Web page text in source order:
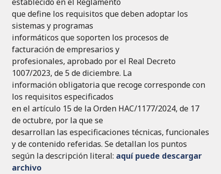
que define los requisitos que deben adoptar los
sistemas y programas
informáticos que soporten los procesos de
facturación de empresarios y
profesionales, aprobado por el Real Decreto
1007/2023, de 5 de diciembre. La
información obligatoria que recoge corresponde con
los requisitos especificados
en el artículo 15 de la Orden HAC/1177/2024, de 17
de octubre, por la que se
desarrollan las especificaciones técnicas, funcionales
y de contenido referidas. Se detallan los puntos
según la descripción literal: aquí puede descargar
archivo